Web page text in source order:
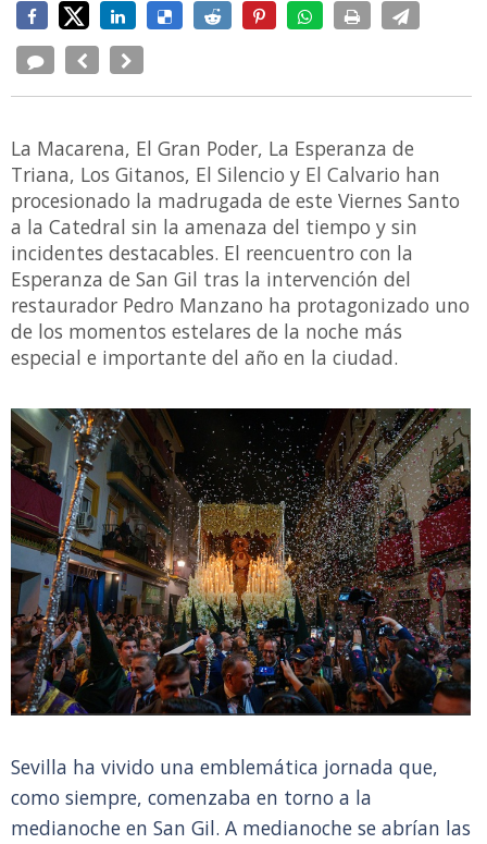
La Macarena, El Gran Poder, La Esperanza de
Triana, Los Gitanos, El Silencio y El Calvario han
procesionado la madrugada de este Viernes Santo
a la Catedral sin la amenaza del tiempo y sin
incidentes destacables. El reencuentro con la
Esperanza de San Gil tras la intervención del
restaurador Pedro Manzano ha protagonizado uno
de los momentos estelares de la noche más
especial e importante del año en la ciudad.
Sevilla ha vivido una emblemática jornada que,
como siempre, comenzaba en torno a la
medianoche en San Gil. A medianoche se abrían las